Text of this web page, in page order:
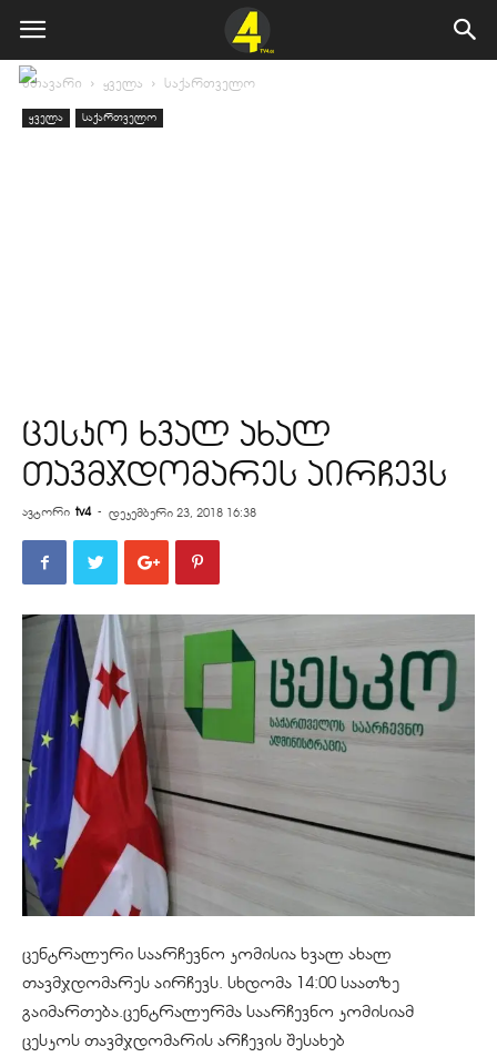
მთავარი ყველა საქართველო
ყველა საქართველო
ცესკო ხვალ ახალ
თავმჯდომარეს აირჩევს
ავტორი tv4 - დეკემბერი 23, 2018 16:38
ცენტრალური საარჩევნო კომისია ხვალ ახალ
თავმჯდომარეს აირჩევს. სხდომა 14:00 საათზე
გაიმართება.ცენტრალურმა საარჩევნო კომისიამ
ცესკოს თავმჯდომარის არჩევის შესახებ